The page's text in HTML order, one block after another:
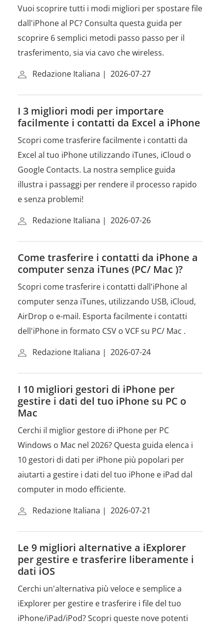
Vuoi scoprire tutti i modi migliori per spostare file
dall'iPhone al PC? Consulta questa guida per
scoprire 6 semplici metodi passo passo per il
trasferimento, sia via cavo che wireless.
Redazione Italiana | 2026-07-27
I 3 migliori modi per importare
facilmente i contatti da Excel a iPhone
Scopri come trasferire facilmente i contatti da
Excel al tuo iPhone utilizzando iTunes, iCloud o
Google Contacts. La nostra semplice guida
illustra i passaggi per rendere il processo rapido
e senza problemi!
Redazione Italiana | 2026-07-26
Come trasferire i contatti da iPhone a
computer senza iTunes (PC/ Mac )?
Scopri come trasferire i contatti dall'iPhone al
computer senza iTunes, utilizzando USB, iCloud,
AirDrop o e-mail. Esporta facilmente i contatti
dell'iPhone in formato CSV o VCF su PC/ Mac .
Redazione Italiana | 2026-07-24
I 10 migliori gestori di iPhone per
gestire i dati del tuo iPhone su PC o
Mac
Cerchi il miglior gestore di iPhone per PC
Windows o Mac nel 2026? Questa guida elenca i
10 gestori di dati per iPhone più popolari per
aiutarti a gestire i dati del tuo iPhone e iPad dal
computer in modo efficiente.
Redazione Italiana | 2026-07-21
Le 9 migliori alternative a iExplorer
per gestire e trasferire liberamente i
dati iOS
Cerchi un'alternativa più veloce e semplice a
iExplorer per gestire e trasferire i file del tuo
iPhone/iPad/iPod? Scopri queste nove potenti